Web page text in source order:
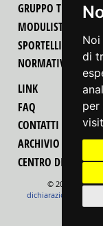
di
per
GRUPPO TECNICO
MODULISTICA
SPORTELLI UNICI
NORMATIVA
LINK
FAQ
CONTATTI
ARCHIVIO
CENTRO DI
© 2022
dichiarazione di